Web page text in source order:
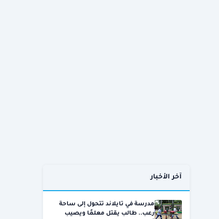
آخر الأخبار
مدرسة في تايلاند تتحول إلى ساحة
رعب.. طالب يقتل معلمًا ويصيب